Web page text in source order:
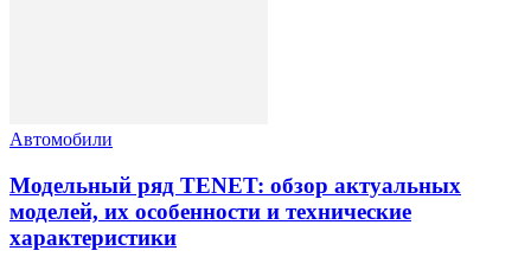
Автомобили
Модельный ряд TENET: обзор актуальных
моделей, их особенности и технические
характеристики